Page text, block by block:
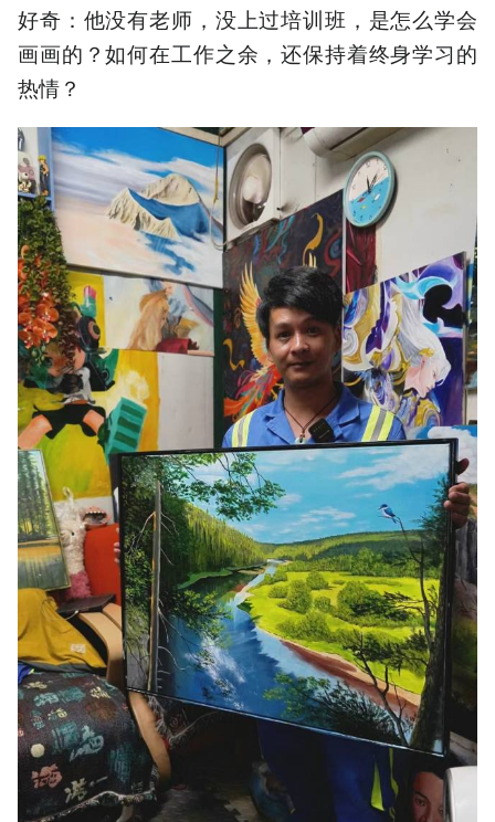
好奇：他没有老师，没上过培训班，是怎么学会
画画的？如何在工作之余，还保持着终身学习的
热情？